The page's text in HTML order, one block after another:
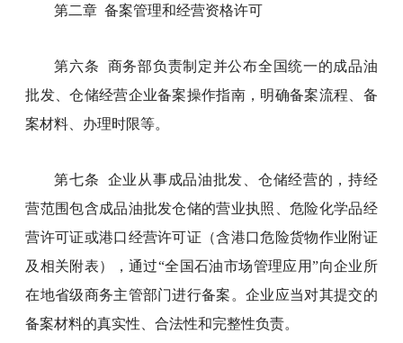
第二章 备案管理和经营资格许可
第六条 商务部负责制定并公布全国统一的成品油
批发、仓储经营企业备案操作指南，明确备案流程、备
案材料、办理时限等。
第七条 企业从事成品油批发、仓储经营的，持经
营范围包含成品油批发仓储的营业执照、危险化学品经
营许可证或港口经营许可证（含港口危险货物作业附证
及相关附表），通过“全国石油市场管理应用”向企业所
在地省级商务主管部门进行备案。企业应当对其提交的
备案材料的真实性、合法性和完整性负责。